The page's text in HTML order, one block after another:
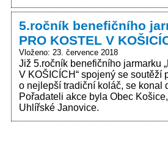
5.ročník benefičního
PRO KOSTEL V
Vloženo: 23. července 2018
Již 5.ročník benefičního jarmarku
V KOŠICÍCH“ spojený se soutěží
o nejlepší tradiční koláč, se konal
Pořadateli akce byla Obec
Uhlířské Janovice.